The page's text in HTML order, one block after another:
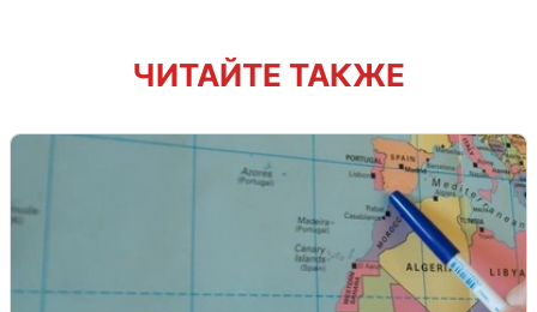
ЧИТАЙТЕ ТАКЖЕ